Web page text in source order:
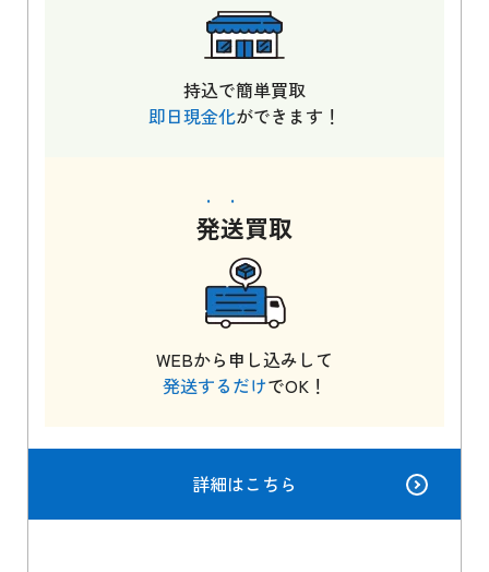
持込で簡単買取
即日現金化ができます！
発送買取
WEBから申し込みして
発送するだけでOK！
詳細はこちら